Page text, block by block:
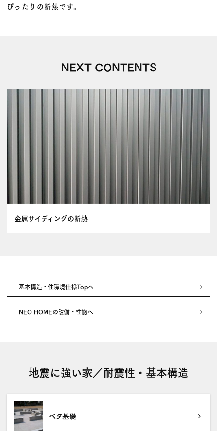
ぴったりの断熱です。
NEXT CONTENTS
金属サイディングの断熱
基本構造・住環境仕様Topへ
NEO HOMEの設備・性能へ
地震に強い家／耐震性・基本構造
ベタ基礎